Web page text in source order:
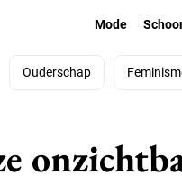
Mode
Ouderschap